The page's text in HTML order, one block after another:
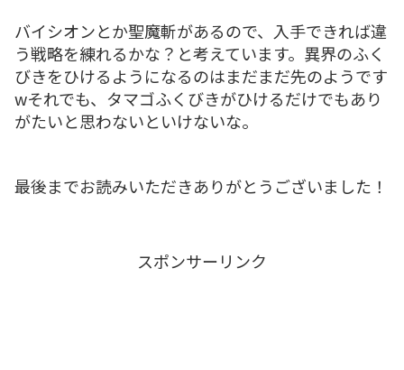
バイシオンとか聖魔斬があるので、入手できれば違
う戦略を練れるかな？と考えています。異界のふく
びきをひけるようになるのはまだまだ先のようです
wそれでも、タマゴふくびきがひけるだけでもあり
がたいと思わないといけないな。
最後までお読みいただきありがとうございました！
スポンサーリンク